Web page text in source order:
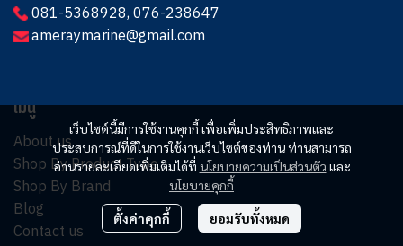
เว็บไซต์นี้มีการใช้งานคุกกี้ เพื่อเพิ่มประสิทธิภาพและ
ประสบการณ์ที่ดีในการใช้งานเว็บไซต์ของท่าน ท่านสามารถ
อ่านรายละเอียดเพิ่มเติมได้ที่ นโยบายความเป็นส่วนตัว และ
นโยบายคุกกี้
ตั้งค่าคุกกี้ ยอมรับทั้งหมด
081-5368928,076-238647
ameraymarine@gmail.com
เมนู
About us
Shop By Product Type
Shop By Brand
Blog
Contact us